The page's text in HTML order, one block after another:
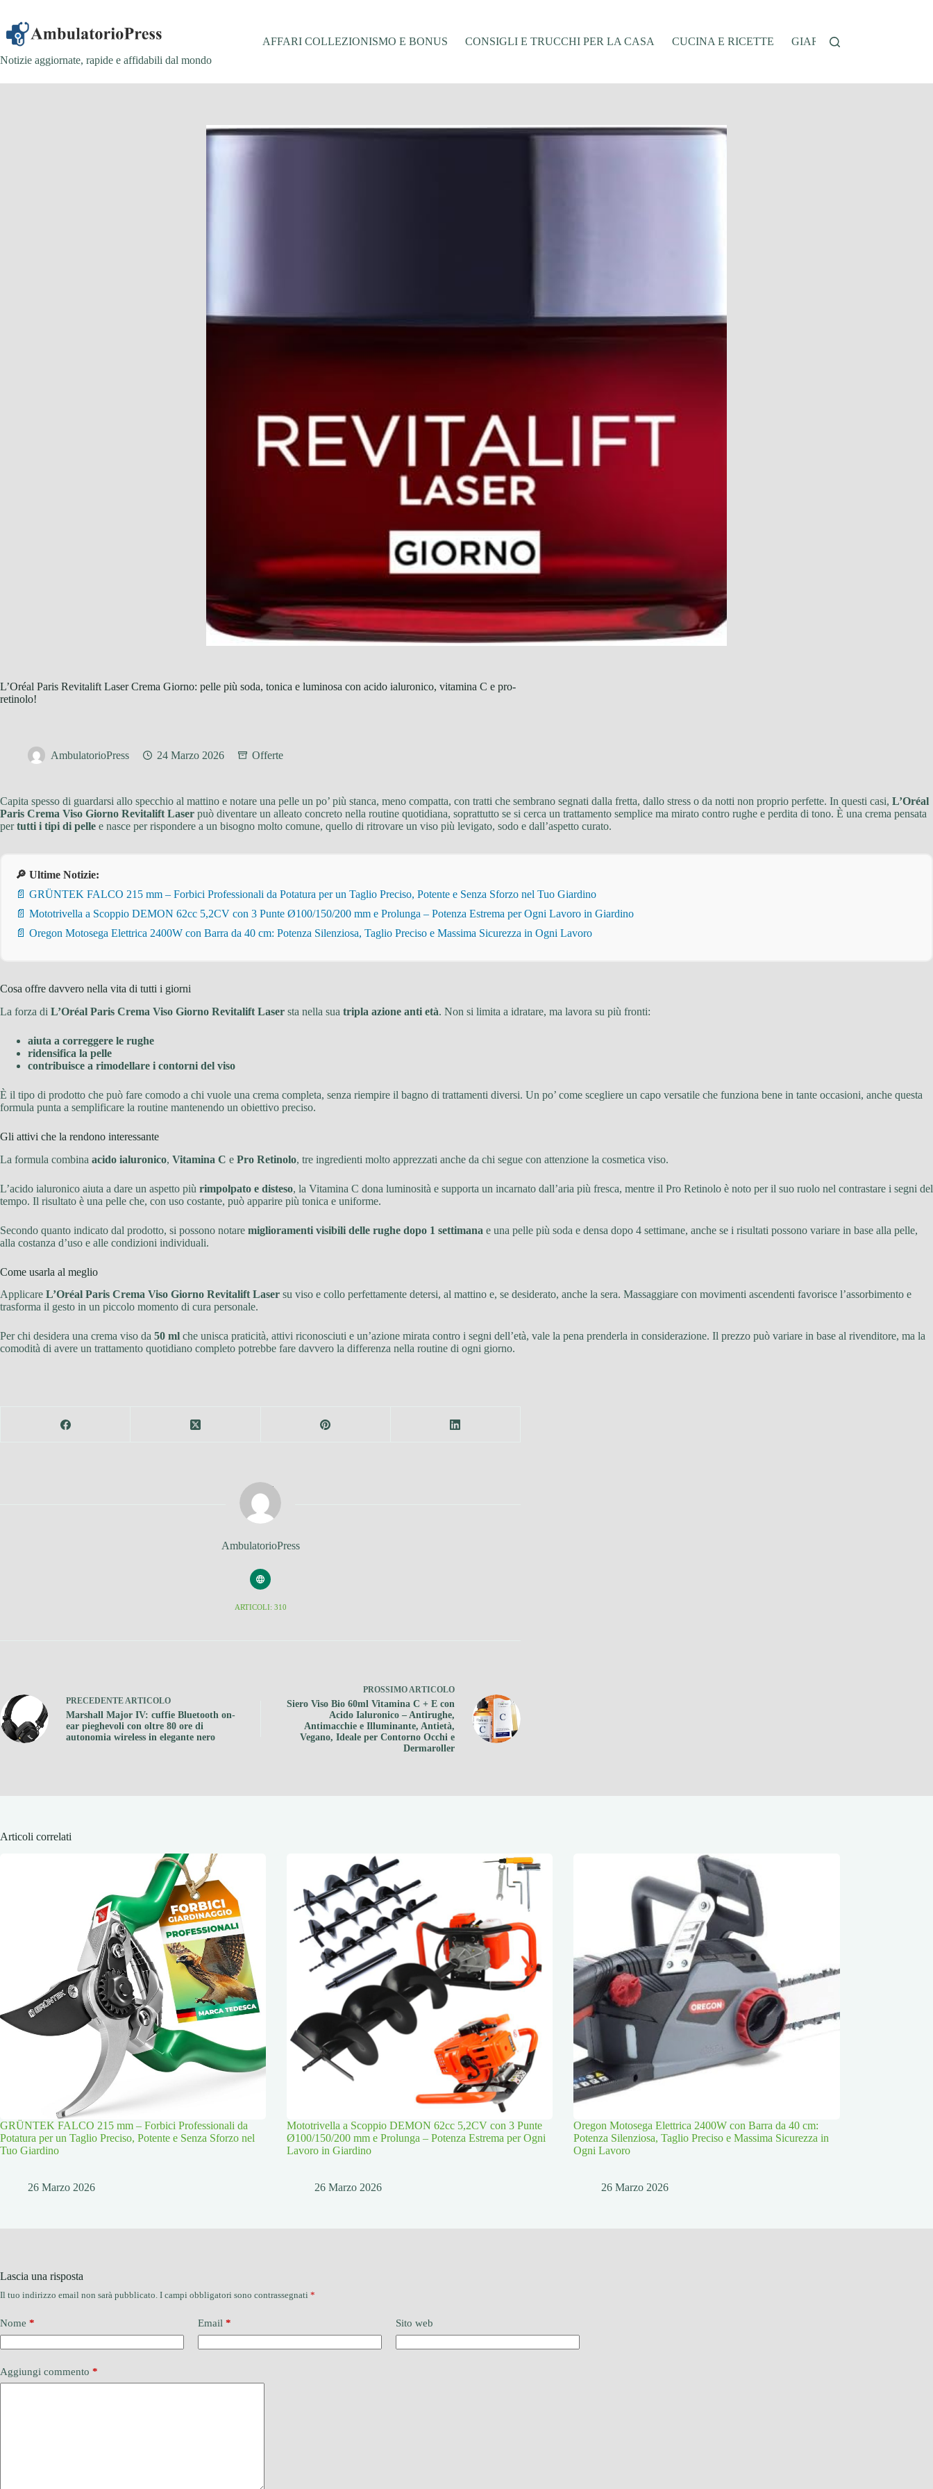
contenuto
Notizie aggiornate, rapide e affidabili dal mondo
AFFARI COLLEZIONISMO E BONUS CONSIGLI E TRUCCHI PER LA CASA CUCINA E RICETTE GIARDINAGGIO
L’Oréal Paris Revitalift Laser Crema Giorno: pelle più soda, tonica e luminosa con acido ialuronico, vitamina C e pro-
retinolo!
AmbulatorioPress 24 Marzo 2026 Offerte
Capita spesso di guardarsi allo specchio al mattino e notare una pelle un po’ più stanca, meno compatta, con tratti che sembrano segnati dalla fretta, dallo stress o da notti non proprio perfette. In questi casi, L’Oréal
Paris Crema Viso Giorno Revitalift Laser può diventare un alleato concreto nella routine quotidiana, soprattutto se si cerca un trattamento semplice ma mirato contro rughe e perdita di tono. È una crema pensata
pertutti i tipi di pelle e nasce per rispondere a un bisogno molto comune, quello di ritrovare un viso più levigato, sodo e dall’aspetto curato.
🔎 Ultime Notizie:
📄 GRÜNTEK FALCO 215 mm – Forbici Professionali da Potatura per un Taglio Preciso, Potente e Senza Sforzo nel Tuo Giardino
📄 Mototrivella a Scoppio DEMON 62cc 5,2CV con 3 Punte Ø100/150/200 mm e Prolunga – Potenza Estrema per Ogni Lavoro in Giardino
📄 Oregon Motosega Elettrica 2400W con Barra da 40 cm: Potenza Silenziosa, Taglio Preciso e Massima Sicurezza in Ogni Lavoro
Cosa offre davvero nella vita di tutti i giorni
La forza di L’Oréal Paris Crema Viso Giorno Revitalift Laser sta nella sua tripla azione anti età. Non si limita a idratare, ma lavora su più fronti:
aiuta a correggere le rughe
ridensifica la pelle
contribuisce a rimodellare i contorni del viso
È il tipo di prodotto che può fare comodo a chi vuole una crema completa, senza riempire il bagno di trattamenti diversi. Un po’ come scegliere un capo versatile che funziona bene in tante occasioni, anche questa
formula punta a semplificare la routine mantenendo un obiettivo preciso.
Gli attivi che la rendono interessante
La formula combina acido ialuronico, Vitamina C e Pro Retinolo, tre ingredienti molto apprezzati anche da chi segue con attenzione la cosmetica viso.
L’acido ialuronico aiuta a dare un aspetto più rimpolpato e disteso, la Vitamina C dona luminosità e supporta un incarnato dall’aria più fresca, mentre il Pro Retinolo è noto per il suo ruolo nel contrastare i segni del
tempo. Il risultato è una pelle che, con uso costante, può apparire più tonica e uniforme.
Secondo quanto indicato dal prodotto, si possono notare miglioramenti visibili delle rughe dopo 1 settimana e una pelle più soda e densa dopo 4 settimane, anche se i risultati possono variare in base alla pelle,
alla costanza d’uso e alle condizioni individuali.
Come usarla al meglio
Applicare L’Oréal Paris Crema Viso Giorno Revitalift Laser su viso e collo perfettamente detersi, al mattino e, se desiderato, anche la sera. Massaggiare con movimenti ascendenti favorisce l’assorbimento e
trasforma il gesto in un piccolo momento di cura personale.
Per chi desidera una crema viso da 50 ml che unisca praticità, attivi riconosciuti e un’azione mirata contro i segni dell’età, vale la pena prenderla in considerazione. Il prezzo può variare in base al rivenditore, ma la
comodità di avere un trattamento quotidiano completo potrebbe fare davvero la differenza nella routine di ogni giorno.
AmbulatorioPress
ARTICOLI: 310
PRECEDENTEARTICOLO
Marshall Major IV: cuffie Bluetooth on-
ear pieghevoli con oltre 80 ore di
autonomia wireless in elegante nero
PROSSIMOARTICOLO
Siero Viso Bio 60ml Vitamina C + E con
Acido Ialuronico – Antirughe,
Antimacchie e Illuminante, Antietà,
Vegano, Ideale per Contorno Occhi e
Dermaroller
Articoli correlati
GRÜNTEK FALCO 215 mm – Forbici Professionali da
Potatura per un Taglio Preciso, Potente e Senza Sforzo nel
Tuo Giardino
26 Marzo 2026
Mototrivella a Scoppio DEMON 62cc 5,2CV con 3 Punte
Ø100/150/200 mm e Prolunga – Potenza Estrema per Ogni
Lavoro in Giardino
26 Marzo 2026
Oregon Motosega Elettrica 2400W con Barra da 40 cm:
Potenza Silenziosa, Taglio Preciso e Massima Sicurezza in
Ogni Lavoro
26 Marzo 2026
Lascia una risposta
Il tuo indirizzo email non sarà pubblicato. I campi obbligatori sono contrassegnati *
Nome * Email * Sito web
Aggiungi commento *